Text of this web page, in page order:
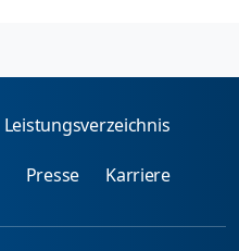
Leistungsverzeichnis
Presse Karriere